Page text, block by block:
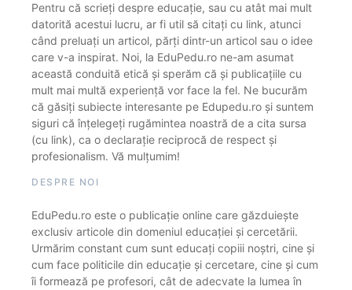
Pentru că scrieți despre educație, sau cu atât mai mult
datorită acestui lucru, ar fi util să citați cu link, atunci
când preluați un articol, părți dintr-un articol sau o idee
care v-a inspirat. Noi, la EduPedu.ro ne-am asumat
această conduită etică și sperăm că și publicațiile cu
mult mai multă experiență vor face la fel. Ne bucurăm
că găsiți subiecte interesante pe Edupedu.ro și suntem
siguri că înțelegeți rugămintea noastră de a cita sursa
(cu link), ca o declarație reciprocă de respect și
profesionalism. Vă mulțumim!
DESPRE NOI
EduPedu.ro este o publicație online care găzduiește
exclusiv articole din domeniul educației și cercetării.
Urmărim constant cum sunt educați copiii noștri, cine și
cum face politicile din educație și cercetare, cine și cum
îi formează pe profesori, cât de adecvate la lumea în